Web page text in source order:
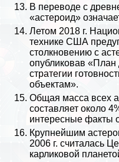
В переводе с
«астероид»
Летом 2018 г.
технике США
столкновению с
опубликовав
стратегии
объектам».
Общая масса всех
составляет около
интересные факты
Крупнейшим
2006 г. считалась
карликовой